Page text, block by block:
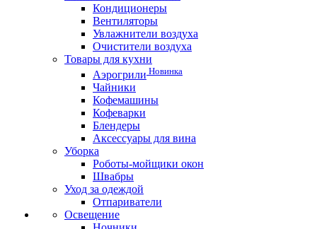
Кондиционеры
Вентиляторы
Увлажнители воздуха
Очистители воздуха
Товары для кухни
Аэрогрили Новинка
Чайники
Кофемашины
Кофеварки
Блендеры
Аксессуары для вина
Уборка
Роботы-мойщики окон
Швабры
Уход за одеждой
Отпариватели
Освещение